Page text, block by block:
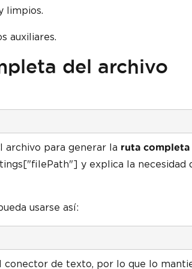
limpios.
auxiliares.
del archivo
para generar la ruta completa
y explica la necesidad
usarse así:
conector de texto, por lo que lo